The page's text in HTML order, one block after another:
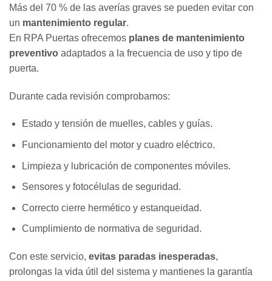
Más del 70 % de las averías graves se pueden evitar con
un mantenimiento regular.
En RPA Puertas ofrecemos planes de mantenimiento
preventivo adaptados a la frecuencia de uso y tipo de
puerta.
Durante cada revisión comprobamos:
Estado y tensión de muelles, cables y guías.
Funcionamiento del motor y cuadro eléctrico.
Limpieza y lubricación de componentes móviles.
Sensores y fotocélulas de seguridad.
Correcto cierre hermético y estanqueidad.
Cumplimiento de normativa de seguridad.
Con este servicio, evitas paradas inesperadas,
prolongas la vida útil del sistema y mantienes la garantía